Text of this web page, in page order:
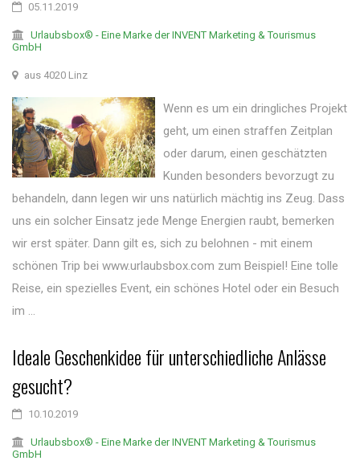
05.11.2019
Urlaubsbox® - Eine Marke der INVENT Marketing & Tourismus
GmbH
aus 4020 Linz
Wenn es um ein dringliches Projekt
geht, um einen straffen Zeitplan
oder darum, einen geschätzten
Kunden besonders bevorzugt zu
behandeln, dann legen wir uns natürlich mächtig ins Zeug. Dass
uns ein solcher Einsatz jede Menge Energien raubt, bemerken
wir erst später. Dann gilt es, sich zu belohnen - mit einem
schönen Trip bei www.urlaubsbox.com zum Beispiel! Eine tolle
Reise, ein spezielles Event, ein schönes Hotel oder ein Besuch
im ...
Ideale Geschenkidee für unterschiedliche Anlässe
gesucht?
10.10.2019
Urlaubsbox® - Eine Marke der INVENT Marketing & Tourismus
GmbH